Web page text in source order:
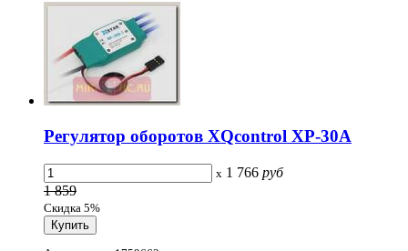
Регулятор оборотов XQcontrol XP-30A
x 1 766 руб
1 859
Скидка 5%